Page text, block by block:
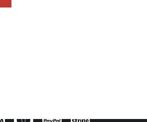
our newsletter